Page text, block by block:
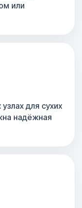
или
для сухих
надёжная